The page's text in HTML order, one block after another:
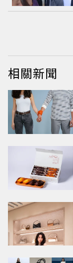
相關新聞